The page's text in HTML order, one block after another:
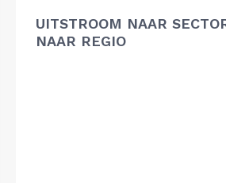
UITSTROOM NAAR
NAAR REGIO